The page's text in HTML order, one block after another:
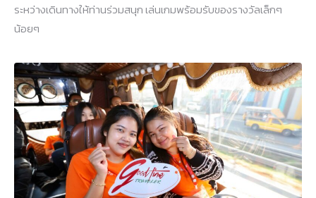
ระหว่างเดินทางให้ท่านร่วมสนุก เล่นเกมพร้อมรับของรางวัลเล็กๆ
น้อยๆ